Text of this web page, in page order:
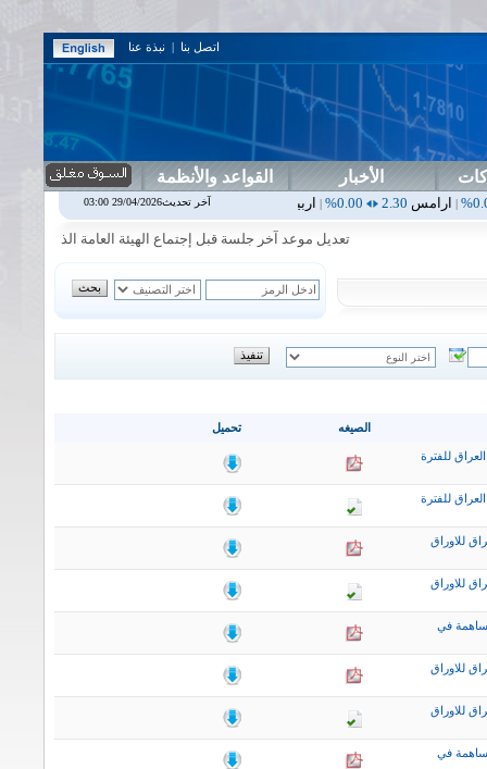
اتصل بنا | نبذة عنا
الأخبار القواعد والأنظمة
2.30
|اربيل 0.00
0.00%
|اسفنج1.87
تعديل موعد آخر جلسة قبل إجتماع الهيئة العامة الذي سيعقد يوم الاثنين 2026/8/17لشركة
تحميل الصيغه
للفترة
للفترة
للاوراق
للاوراق
في
للاوراق
للاوراق
في